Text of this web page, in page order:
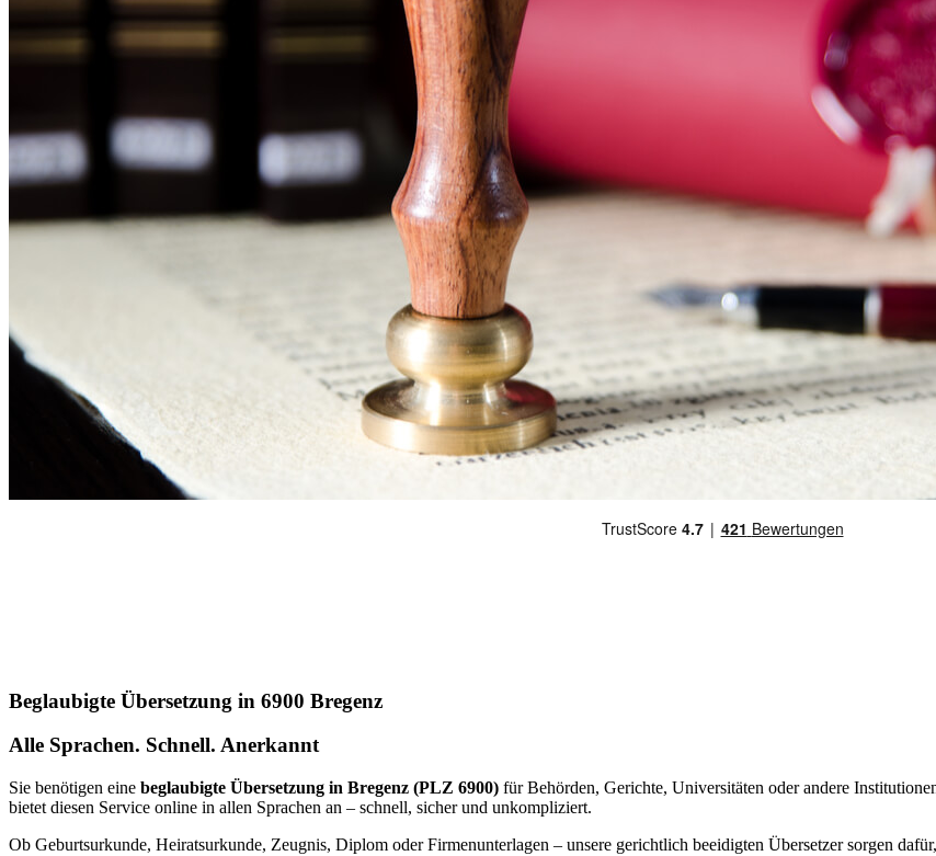
Beglaubigte Übersetzung in 6900 Bregenz
Alle Sprachen. Schnell. Anerkannt
Sie benötigen eine beglaubigte Übersetzung in Bregenz (PLZ 6900) für Behörden, Gerichte, Universitäten oder andere
bietet diesen Service online in allen Sprachen an – schnell, sicher und unkompliziert.
Ob Geburtsurkunde, Heiratsurkunde, Zeugnis, Diplom oder Firmenunterlagen – unsere gerichtlich beeidigten Übersetzer sorgen